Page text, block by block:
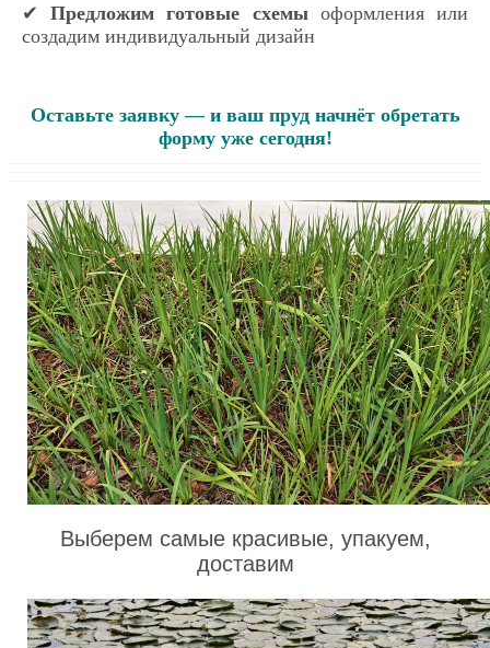
✔Предложим готовые схемыоформления или
создадим индивидуальный дизайн
Оставьте заявку — и ваш пруд начнёт обретать
форму уже сегодня!
Выберем самые красивые, упакуем,
доставим